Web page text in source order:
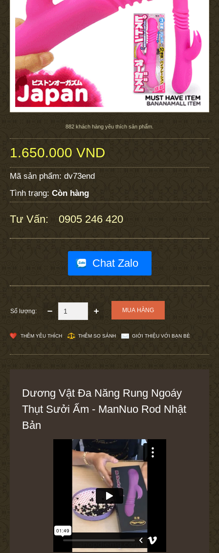
882 khách hàng yêu thích sản phẩm.
1.650.000 VND
Mã sản phẩm: dv73end
Tình trạng: Còn hàng
Tư Vấn: 0905 246 420
Chat Zalo
Số lượng:
THÊM YÊU THÍCH THÊM SO SÁNH GIỚI THIỆU VỚI BẠN BÈ
Dương Vật Đa Năng Rung Ngoáy
Thụt Sưởi Ấm - ManNuo Rod Nhật
Bản